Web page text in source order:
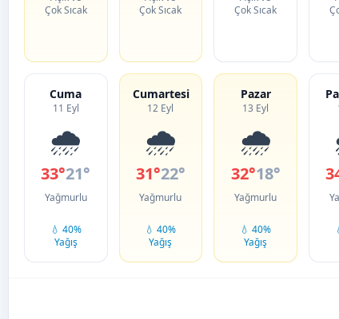
Çok Sıcak
Çok Sıcak
Çok Sıcak
Cuma
11 Eyl
🌧️
33°21°
Yağmurlu
💧 40%
Yağış
Cumartesi
12 Eyl
🌧️
31°22°
Yağmurlu
💧 40%
Yağış
Pazar
13 Eyl
🌧️
32°18°
Yağmurlu
💧 40%
Yağış